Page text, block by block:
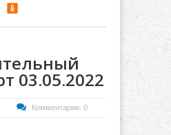
03.05.2022
Комментарии: 0